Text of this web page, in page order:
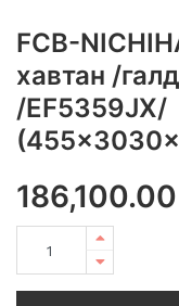
FCB-
хавтан /
/EF5359JX/
186,100.00